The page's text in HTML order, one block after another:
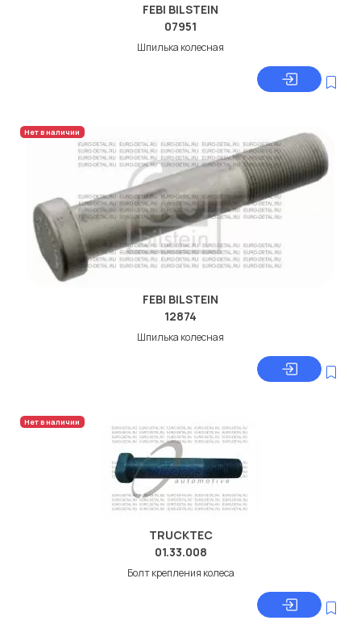
FEBI BILSTEIN
07951
Шпилька колесная
Нет в наличии
FEBI BILSTEIN
12874
Шпилька колесная
Нет в наличии
TRUCKTEC
01.33.008
Болт крепления колеса